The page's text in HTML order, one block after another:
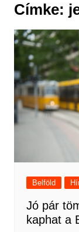
Címke:
Belföld
Jó pár
kaphat a